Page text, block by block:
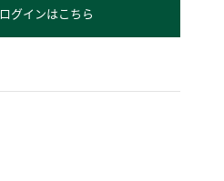
グインはこちら